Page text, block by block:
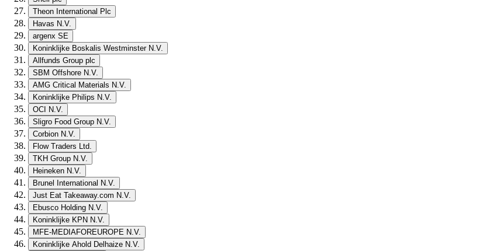
Theon International Plc
Havas N.V.
argenx SE
Koninklijke Boskalis Westminster N.V.
Allfunds Group plc
SBM Offshore N.V.
AMG Critical Materials N.V.
Koninklijke Philips N.V.
OCI N.V.
Sligro Food Group N.V.
Corbion N.V.
Flow Traders Ltd.
TKH Group N.V.
Heineken N.V.
Brunel International N.V.
Just Eat Takeaway.com N.V.
Ebusco Holding N.V.
Koninklijke KPN N.V.
MFE-MEDIAFOREUROPE N.V.
Koninklijke Ahold Delhaize N.V.